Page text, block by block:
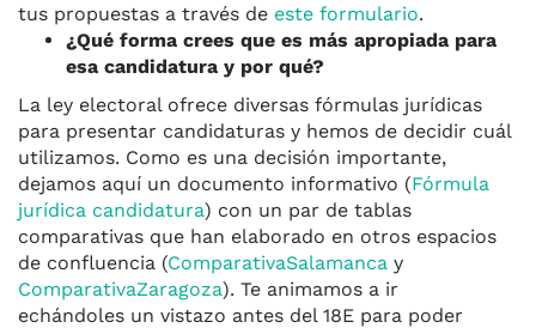
tus propuestas a través de este formulario.
¿Qué forma crees que es más apropiada para
esa candidatura y por qué?
La ley electoral ofrece diversas fórmulas jurídicas
para presentar candidaturas y hemos de decidir cuál
utilizamos. Como es una decisión importante,
dejamos aquí un documento informativo (Fórmula
jurídica candidatura) con un par de tablas
comparativas que han elaborado en otros espacios
de confluencia (ComparativaSalamanca y
ComparativaZaragoza). Te animamos a ir
echándoles un vistazo antes del 18E para poder